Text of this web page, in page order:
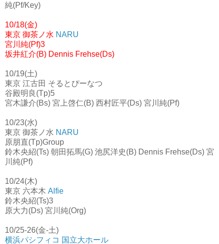
純(Pf/Key)
10/18(金)
東京 御茶ノ水 NARU
宮川純(Pf)3
坂井紅介(B) Dennis Frehse(Ds)
10/19(土)
東京 江古田 そるとぴーなつ
谷殿明良(Tp)5
宮木謙介(Bs) 宮上啓仁(B) 西村匠平(Ds) 宮川純(Pf)
10/23(水)
東京 御茶ノ水 NARU
原朋直(Tp)Group
鈴木央紹(Ts) 朝田拓馬(G) 池尻洋史(B) Dennis Frehse(Ds) 宮
川純(Pf)
10/24(木)
東京 六本木 Alfie
鈴木央紹(Ts)3
原大力(Ds) 宮川純(Org)
10/25-26(金-土)
横浜パシフィコ 国立大ホール